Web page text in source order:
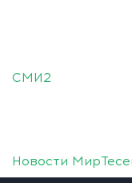
СМИ2
Новости